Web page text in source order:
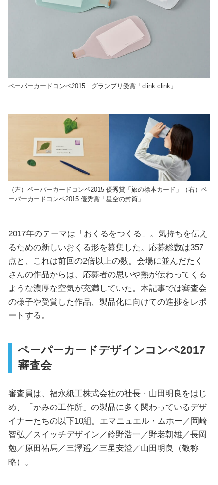
ペーパーカードコンペ2015 グランプリ受賞「clink clink」
（左）ペーパーカードコンペ2015 優秀賞「旅の標本カード」（右）ペ
ーパーカードコンペ2015 優秀賞「星空の封筒」
2017年のテーマは「おくるをつくる」。気持ちを伝え
るための新しいおくる形を募集した。応募総数は357
点と、これは前回の2倍以上の数。会場に並んだたく
さんの作品からは、応募者の思いや熱が伝わってくる
ような濃厚な空気が充満していた。本記事では審査会
の様子や受賞した作品、製品化に向けての進捗をレポ
ートする。
ペーパーカードデザインコンペ2017
審査会
審査員は、福永紙工株式会社の社長・山田明良をはじ
め、「かみの工作所」の製品に多く関わっているデザ
イナーたちの以下10組。エマニュエル・ムホー／岡崎
智弘／スイッチデザイン／鈴野浩一／野老朝雄／長岡
勉／原田祐馬／三澤遥／三星安澄／山田明良（敬称
略）。